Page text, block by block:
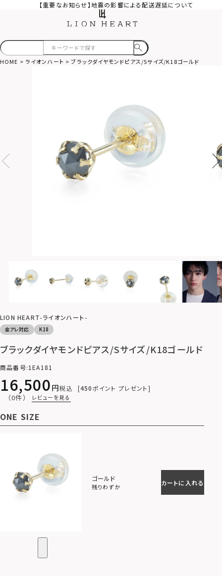
【重要なお知らせ】地震の影響による配送遅延について
HOME ライオンハート ブラックダイヤモンドピアス/Sサイズ/K18ゴールド
LION HEART-ライオンハート-
金アレ対応 K18
ブラックダイヤモンドピアス/Sサイズ/K18ゴールド
商品番号 1EA181
16,500 税込 450ポイント プレゼント
（0件） レビューを見る
ONE SIZE
ゴールド
残りわずか
カートに入れる